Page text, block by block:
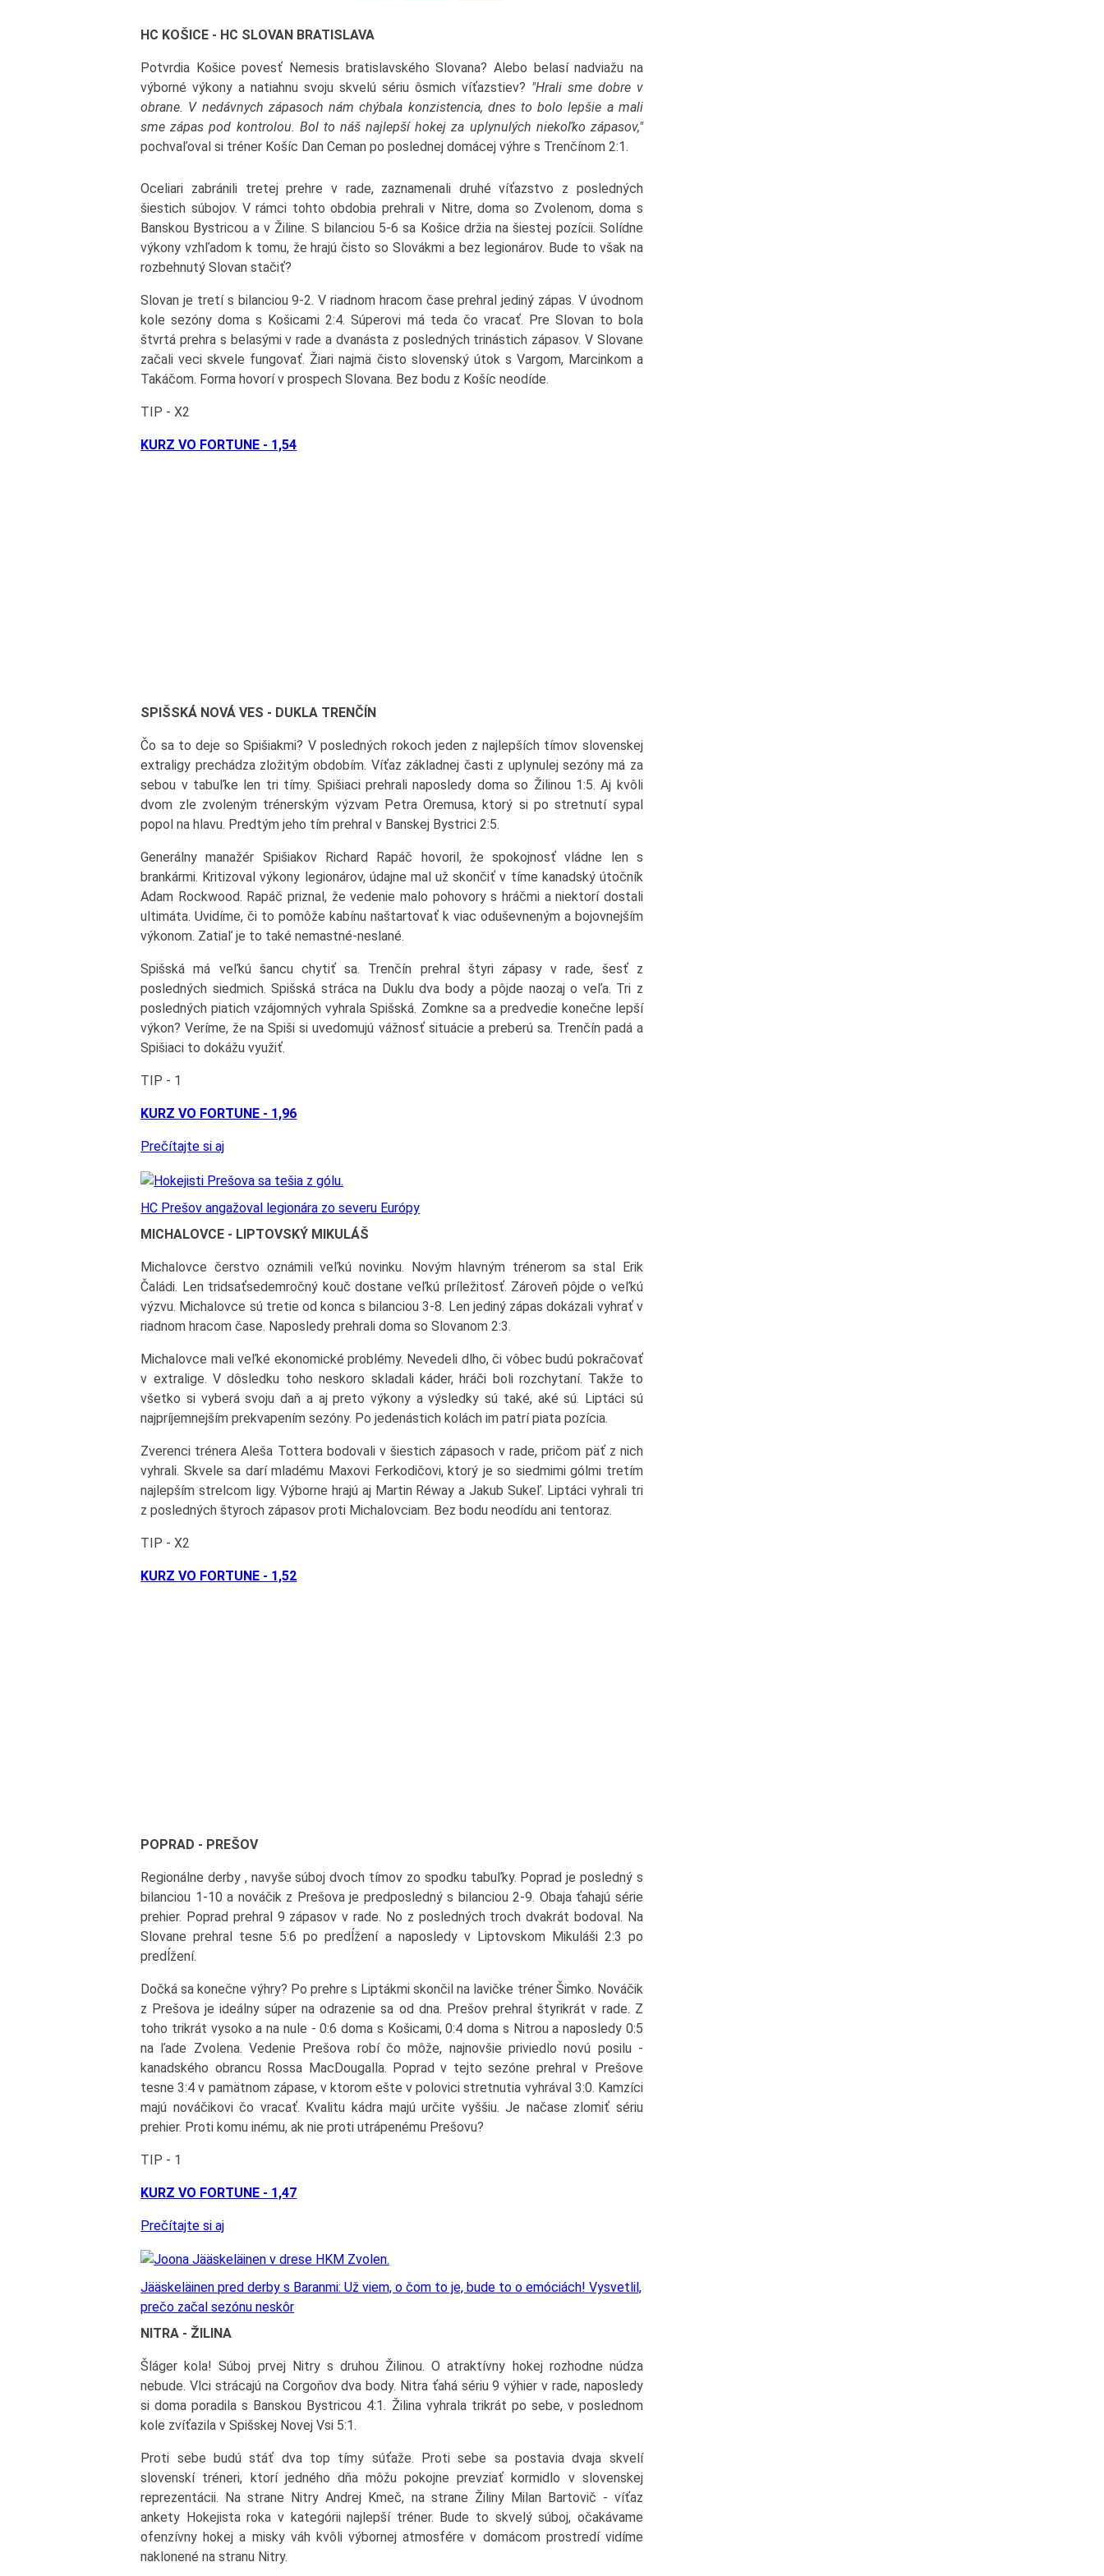
HC KOŠICE - HC SLOVAN BRATISLAVA
Potvrdia Košice povesť Nemesis bratislavského Slovana? Alebo belasí nadviažu na
výborné výkony a natiahnu svoju skvelú sériu ôsmich víťazstiev? "Hrali sme dobre v
obrane. V nedávnych zápasoch nám chýbala konzistencia, dnes to bolo lepšie a mali
sme zápas pod kontrolou. Bol to náš najlepší hokej za uplynulých niekoľko zápasov,"
pochvaľoval si tréner Košíc Dan Ceman po poslednej domácej výhre s Trenčínom 2:1.
Oceliari zabránili tretej prehre v rade, zaznamenali druhé víťazstvo z posledných
šiestich súbojov. V rámci tohto obdobia prehrali v Nitre, doma so Zvolenom, doma s
Banskou Bystricou a v Žiline. S bilanciou 5-6 sa Košice držia na šiestej pozícii. Solídne
výkony vzhľadom k tomu, že hrajú čisto so Slovákmi a bez legionárov. Bude to však na
rozbehnutý Slovan stačiť?
Slovan je tretí s bilanciou 9-2. V riadnom hracom čase prehral jediný zápas. V úvodnom
kole sezóny doma s Košicami 2:4. Súperovi má teda čo vracať. Pre Slovan to bola
štvrtá prehra s belasými v rade a dvanásta z posledných trinástich zápasov. V Slovane
začali veci skvele fungovať. Žiari najmä čisto slovenský útok s Vargom, Marcinkom a
Takáčom. Forma hovorí v prospech Slovana. Bez bodu z Košíc neodíde.
TIP - X2
KURZ VO FORTUNE - 1,54
SPIŠSKÁ NOVÁ VES - DUKLA TRENČÍN
Čo sa to deje so Spišiakmi? V posledných rokoch jeden z najlepších tímov slovenskej
extraligy prechádza zložitým obdobím. Víťaz základnej časti z uplynulej sezóny má za
sebou v tabuľke len tri tímy. Spišiaci prehrali naposledy doma so Žilinou 1:5. Aj kvôli
dvom zle zvoleným trénerským výzvam Petra Oremusa, ktorý si po stretnutí sypal
popol na hlavu. Predtým jeho tím prehral v Banskej Bystrici 2:5.
Generálny manažér Spišiakov Richard Rapáč hovoril, že spokojnosť vládne len s
brankármi. Kritizoval výkony legionárov, údajne mal už skončiť v tíme kanadský útočník
Adam Rockwood. Rapáč priznal, že vedenie malo pohovory s hráčmi a niektorí dostali
ultimáta. Uvidíme, či to pomôže kabínu naštartovať k viac oduševneným a bojovnejším
výkonom. Zatiaľ je to také nemastné-neslané.
Spišská má veľkú šancu chytiť sa. Trenčín prehral štyri zápasy v rade, šesť z
posledných siedmich. Spišská stráca na Duklu dva body a pôjde naozaj o veľa. Tri z
posledných piatich vzájomných vyhrala Spišská. Zomkne sa a predvedie konečne lepší
výkon? Veríme, že na Spiši si uvedomujú vážnosť situácie a preberú sa. Trenčín padá a
Spišiaci to dokážu využiť.
TIP - 1
KURZ VO FORTUNE - 1,96
Prečítajte si aj
HC Prešov angažoval legionára zo severu Európy
MICHALOVCE - LIPTOVSKÝ MIKULÁŠ
Michalovce čerstvo oznámili veľkú novinku. Novým hlavným trénerom sa stal Erik
Čaládi. Len tridsaťsedemročný kouč dostane veľkú príležitosť. Zároveň pôjde o veľkú
výzvu. Michalovce sú tretie od konca s bilanciou 3-8. Len jediný zápas dokázali vyhrať v
riadnom hracom čase. Naposledy prehrali doma so Slovanom 2:3.
Michalovce mali veľké ekonomické problémy. Nevedeli dlho, či vôbec budú pokračovať
v extralige. V dôsledku toho neskoro skladali káder, hráči boli rozchytaní. Takže to
všetko si vyberá svoju daň a aj preto výkony a výsledky sú také, aké sú. Liptáci sú
najpríjemnejším prekvapením sezóny. Po jedenástich kolách im patrí piata pozícia.
Zverenci trénera Aleša Tottera bodovali v šiestich zápasoch v rade, pričom päť z nich
vyhrali. Skvele sa darí mladému Maxovi Ferkodičovi, ktorý je so siedmimi gólmi tretím
najlepším strelcom ligy. Výborne hrajú aj Martin Réway a Jakub Sukeľ. Liptáci vyhrali tri
z posledných štyroch zápasov proti Michalovciam. Bez bodu neodídu ani tentoraz.
TIP - X2
KURZ VO FORTUNE - 1,52
POPRAD - PREŠOV
Regionálne derby , navyše súboj dvoch tímov zo spodku tabuľky. Poprad je posledný s
bilanciou 1-10 a nováčik z Prešova je predposledný s bilanciou 2-9. Obaja ťahajú série
prehier. Poprad prehral 9 zápasov v rade. No z posledných troch dvakrát bodoval. Na
Slovane prehral tesne 5:6 po predĺžení a naposledy v Liptovskom Mikuláši 2:3 po
predĺžení.
Dočká sa konečne výhry? Po prehre s Liptákmi skončil na lavičke tréner Šimko. Nováčik
z Prešova je ideálny súper na odrazenie sa od dna. Prešov prehral štyrikrát v rade. Z
toho trikrát vysoko a na nule - 0:6 doma s Košicami, 0:4 doma s Nitrou a naposledy 0:5
na ľade Zvolena. Vedenie Prešova robí čo môže, najnovšie priviedlo novú posilu -
kanadského obrancu Rossa MacDougalla. Poprad v tejto sezóne prehral v Prešove
tesne 3:4 v pamätnom zápase, v ktorom ešte v polovici stretnutia vyhrával 3:0. Kamzíci
majú nováčikovi čo vracať. Kvalitu kádra majú určite vyššiu. Je načase zlomiť sériu
prehier. Proti komu inému, ak nie proti utrápenému Prešovu?
TIP - 1
KURZ VO FORTUNE - 1,47
Prečítajte si aj
Jääskeläinen pred derby s Baranmi: Už viem, o čom to je, bude to o emóciách! Vysvetlil,
prečo začal sezónu neskôr
NITRA - ŽILINA
Šláger kola! Súboj prvej Nitry s druhou Žilinou. O atraktívny hokej rozhodne núdza
nebude. Vlci strácajú na Corgoňov dva body. Nitra ťahá sériu 9 výhier v rade, naposledy
si doma poradila s Banskou Bystricou 4:1. Žilina vyhrala trikrát po sebe, v poslednom
kole zvíťazila v Spišskej Novej Vsi 5:1.
Proti sebe budú stáť dva top tímy súťaže. Proti sebe sa postavia dvaja skvelí
slovenskí tréneri, ktorí jedného dňa môžu pokojne prevziať kormidlo v slovenskej
reprezentácii. Na strane Nitry Andrej Kmeč, na strane Žiliny Milan Bartovič - víťaz
ankety Hokejista roka v kategórii najlepší tréner. Bude to skvelý súboj, očakávame
ofenzívny hokej a misky váh kvôli výbornej atmosfére v domácom prostredí vidíme
naklonené na stranu Nitry.